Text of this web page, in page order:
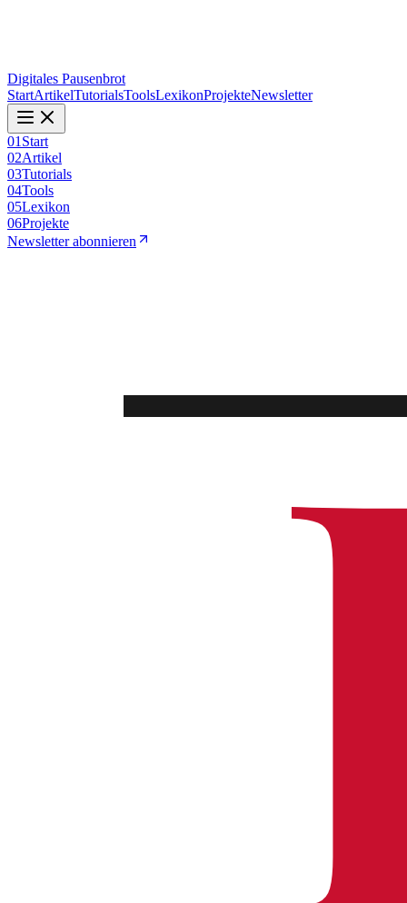
Digitales Pausenbrot
StartArtikelTutorialsToolsLexikonProjekteNewsletter
01 Start
02Artikel
03Tutorials
04Tools
05Lexikon
06Projekte
Newsletter abonnieren